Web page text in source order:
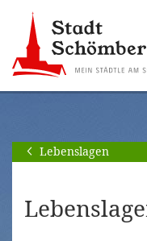
Hauptnavigation
springen
[Alt]+
Seiteninhalt
springen
[Alt]+
Lebenslagen